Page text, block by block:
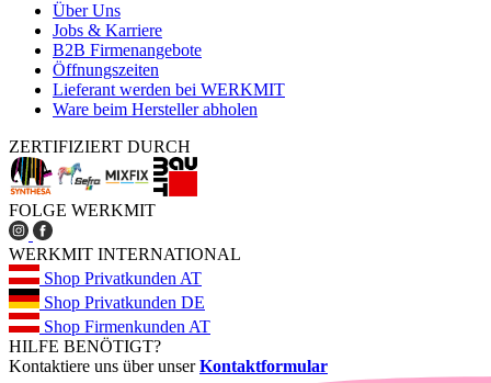
Über Uns
Jobs & Karriere
B2B Firmenangebote
Öffnungszeiten
Lieferant werden bei WERKMIT
Ware beim Hersteller abholen
ZERTIFIZIERT DURCH
FOLGE WERKMIT
WERKMIT INTERNATIONAL
Shop Privatkunden AT
Shop Privatkunden DE
Shop Firmenkunden AT
HILFE BENÖTIGT?
Kontaktiere uns über unserKontaktformular